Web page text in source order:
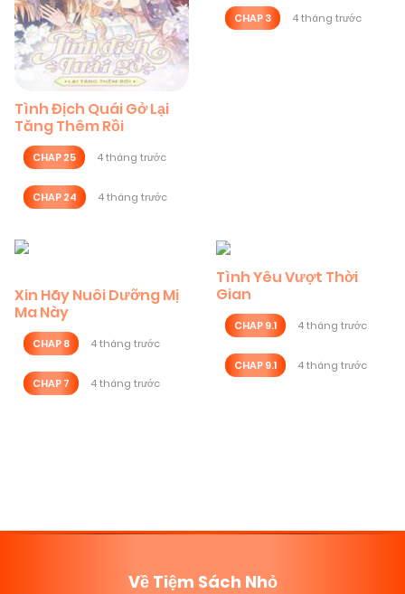
Tình Địch Quái Gở Lại
Tăng Thêm Rồi
CHAP 25 4 tháng trước
CHAP 24 4 tháng trước
CHAP 3 4 tháng trước
Xin Hãy Nuôi Dưỡng Mị
Ma Này
CHAP 8 4 tháng trước
CHAP 7 4 tháng trước
Tình Yêu Vượt Thời
Gian
CHAP 9.1 4 tháng trước
CHAP 9.1 4 tháng trước
Về Tiệm Sách Nhỏ